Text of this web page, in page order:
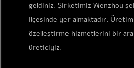
geldiniz. Şirketimiz Wenzhou
ilçesinde yer almaktadır.
özelleştirme hizmetlerini bir
üreticiyiz.